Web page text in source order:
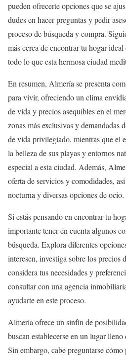
pueden ofrecerte opciones que se
dudes en hacer preguntas y pedir
proceso de búsqueda y compra.
más cerca de encontrar tu hogar
todo lo que esta hermosa ciudad
En resumen, Almería se presenta
para vivir, ofreciendo un clima
de vida y precios asequibles en el
zonas más exclusivas y demandadas
de vida privilegiado, mientras que el
la belleza de sus playas y entornos
especial a esta ciudad. Además,
oferta de servicios y comodidades,
nocturna y diversas opciones de ocio.
Si estás pensando en encontrar tu
importante tener en cuenta algunos
búsqueda. Explora diferentes
interesen, investiga sobre los
considera tus necesidades y
consultar con una agencia
ayudarte en este proceso.
Almería ofrece un sinfín de
buscan establecerse en un lugar
Sin embargo, cabe preguntarse cómo